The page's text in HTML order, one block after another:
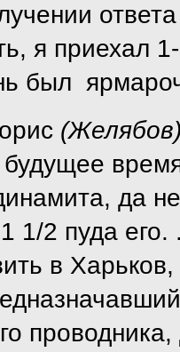
я приехал
был
да
1/2 пуда
в